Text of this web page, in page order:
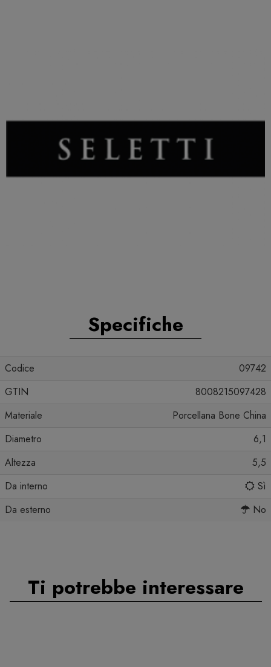
Specifiche
Codice
09742
GTIN
8008215097428
Materiale
Porcellana Bone China
Diametro
6,1
Altezza
5,5
Da interno
Sì
Da esterno
No
Ti potrebbe interessare